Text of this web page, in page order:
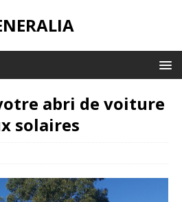
abri de voiture
solaires